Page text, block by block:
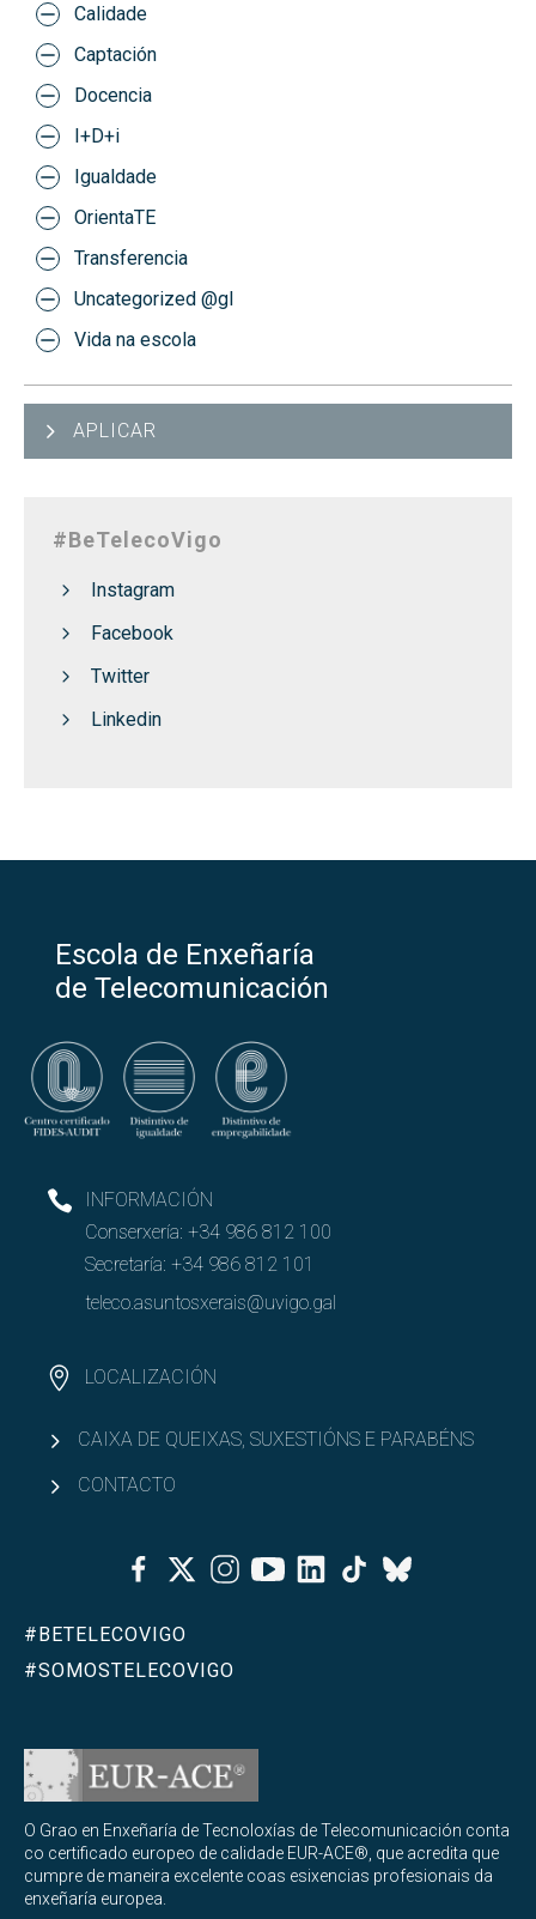
Calidade
Captación
Docencia
I+D+i
Igualdade
OrientaTE
Transferencia
Uncategorized @gl
Vida na escola
APLICAR
#BeTelecoVigo
Instagram
Facebook
Twitter
Linkedin
Escola de Enxeñaría
de Telecomunicación
INFORMACIÓN
Conserxería: +34 986 812 100
Secretaría: +34 986 812 101
teleco.asuntosxerais@uvigo.gal
LOCALIZACIÓN
CAIXA DE QUEIXAS, SUXESTIÓNS E PARABÉNS
CONTACTO
FacebookTwitterInstagramYoutubeLinkedinTiktok
Bluesky
#BETELECOVIGO
#SOMOSTELECOVIGO
O Grao en Enxeñaría de Tecnoloxías de Telecomunicación conta
co certificado europeo de calidade EUR-ACE®, que acredita que
cumpre de maneira excelente coas esixencias profesionais da
enxeñaría europea.